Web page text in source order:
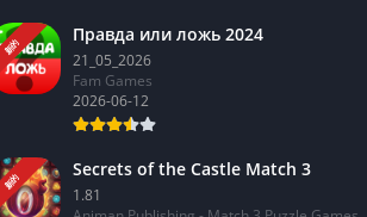
新的
Правда или ложь 2024
21_05_2026
Fam Games
2026-06-12
新的
Secrets of the Castle Match 3
1.81